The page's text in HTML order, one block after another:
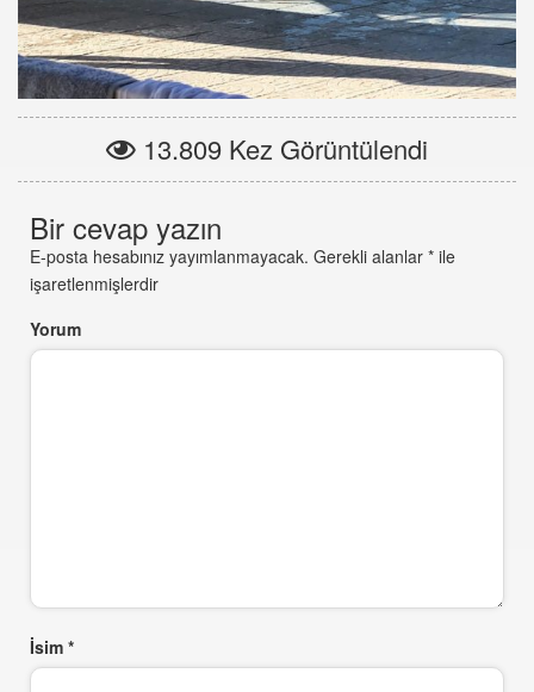
13.809 Kez Görüntülendi
Bir cevap yazın
E-posta hesabınız yayımlanmayacak. Gerekli alanlar * ile
işaretlenmişlerdir
Yorum
İsim *